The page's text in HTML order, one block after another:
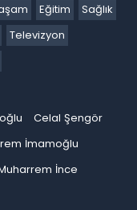
Eğitim
Sağlık
Televizyon
Celal Şengör
İmamoğlu
İnce